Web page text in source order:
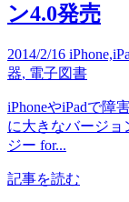
ン4.0発売
2014/2/16
器, 電子図書
iPhoneやiPadで障
に大きなバージョ
ジー for...
記事を読む